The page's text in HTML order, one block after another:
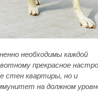
необходимы каждой
прекрасное
стен квартиры, но и
на должном